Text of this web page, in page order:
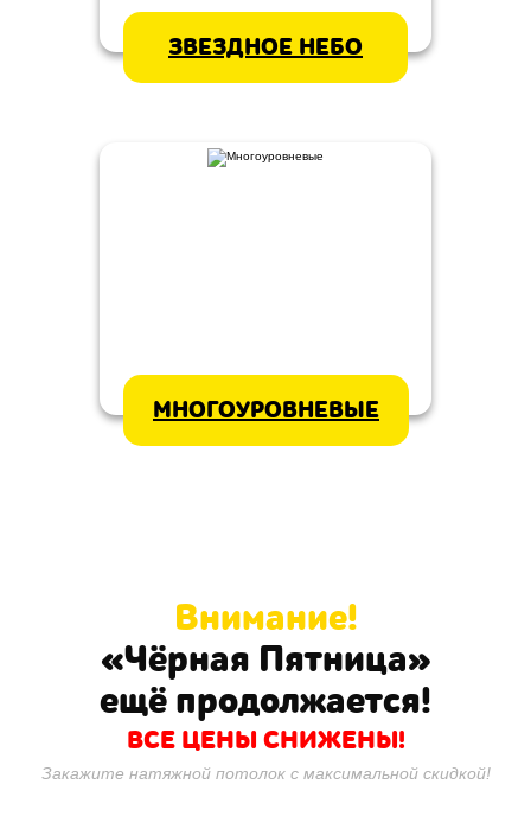
ЗВЕЗДНОЕ НЕБО
МНОГОУРОВНЕВЫЕ
Внимание!
«Чёрная Пятница»
ещё продолжается!
ВСЕ ЦЕНЫ СНИЖЕНЫ!
Закажите натяжной потолок с максимальной скидкой!